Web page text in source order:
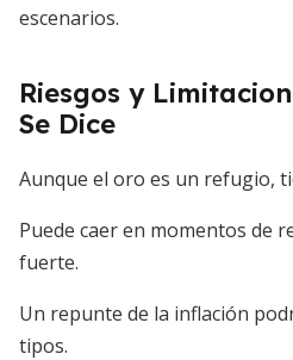
escenarios.
Riesgos y
Se Dice
Aunque el oro es un refugio,
Puede caer en momentos de
fuerte.
Un repunte de la inflación
tipos.